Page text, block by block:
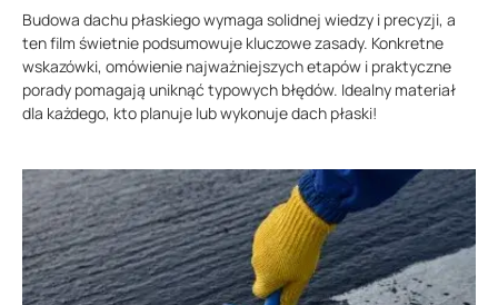
Budowa dachu płaskiego wymaga solidnej wiedzy i precyzji, a
ten film świetnie podsumowuje kluczowe zasady. Konkretne
wskazówki, omówienie najważniejszych etapów i praktyczne
porady pomagają uniknąć typowych błędów. Idealny materiał
dla każdego, kto planuje lub wykonuje dach płaski!